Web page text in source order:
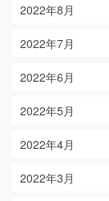
2022年8月
2022年7月
2022年6月
2022年5月
2022年4月
2022年3月